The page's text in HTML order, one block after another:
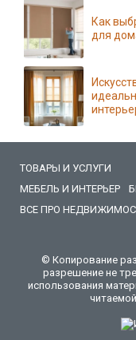
Как
для
ТОВАРЫ И УСЛУГИ
МЕБЕЛЬ И ИНТЕРЬЕР
ВСЕ ПРО
© Копирование
разрешение не
использования